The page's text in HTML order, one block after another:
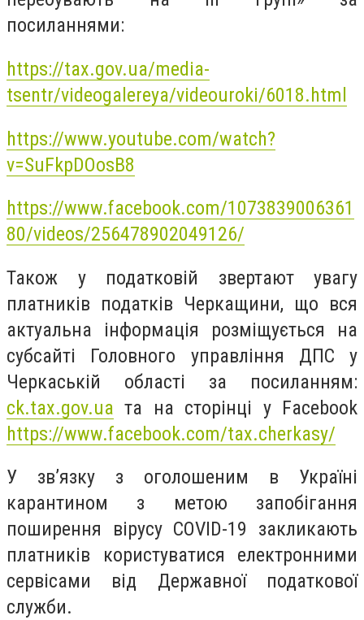
посиланнями:
https://tax.gov.ua/media-
tsentr/videogalereya/videouroki/6018.html
https://www.youtube.com/watch?
v=SuFkpDOosB8
https://www.facebook.com/1073839006361
80/videos/256478902049126/
Також у податковій звертают увагу
платників податків Черкащини, що вся
актуальна інформація розміщується на
субсайті Головного управління ДПС у
Черкаській області за посиланням:
ck.tax.gov.ua та на сторінці у Facebook
https://www.facebook.com/tax.cherkasy/
У зв’язку з оголошеним в Україні
карантином з метою запобігання
поширення вірусу COVID-19 закликають
платників користуватися електронними
сервісами від Державної податкової
служби.